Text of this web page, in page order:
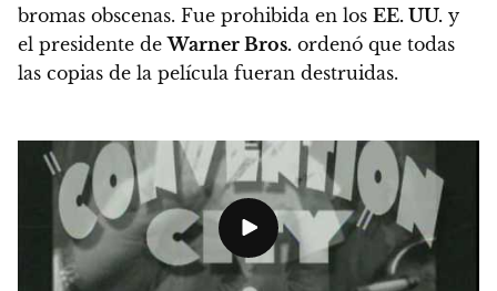
bromas obscenas. Fue prohibida en los EE. UU. y
el presidente deWarner Bros. ordenó que todas
las copias de la película fueran destruidas.